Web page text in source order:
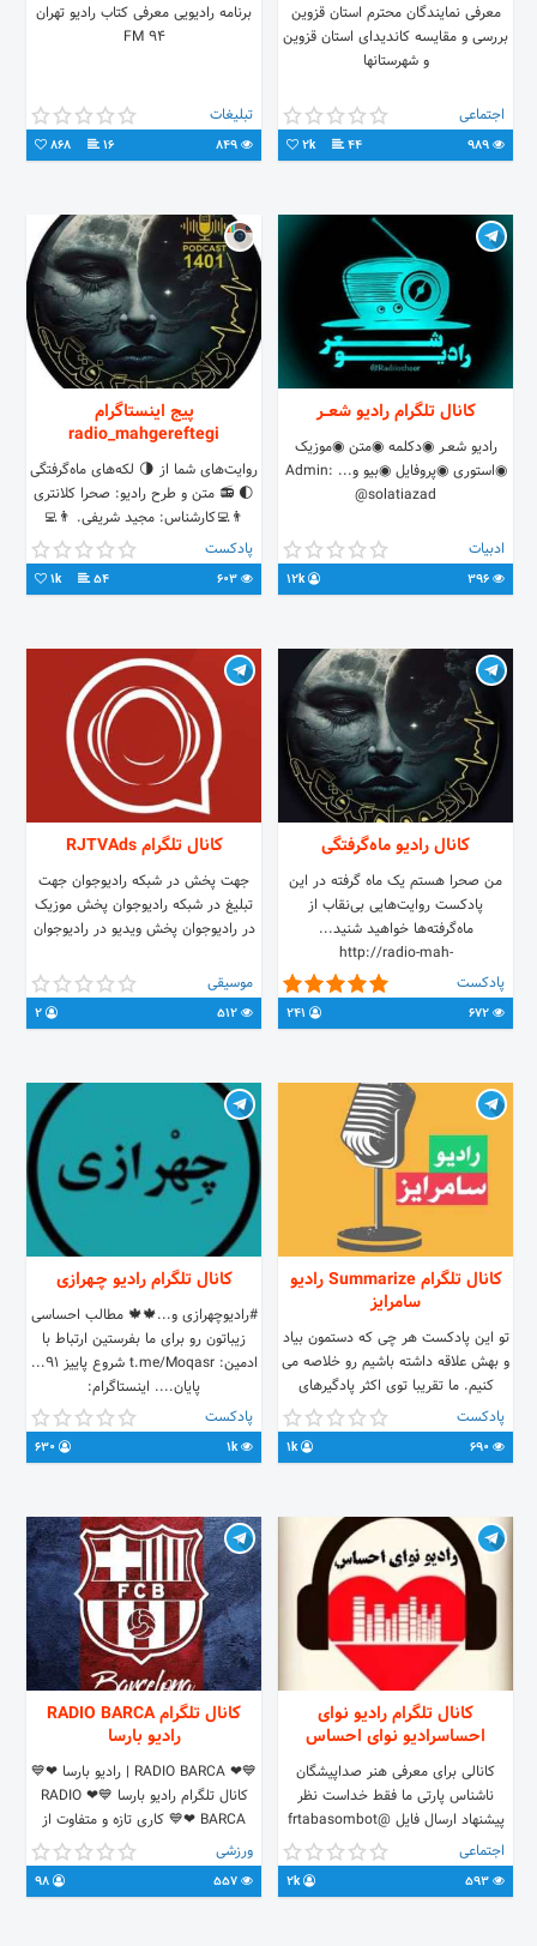
معرفی نمایندگان محترم استان قزوین
بررسی و مقایسه کاندیدای استان قزوین
و شهرستانها
اجتماعی
44
2k
برنامه رادیویی معرفی کتاب رادیو تهران
FM 94
تبلیغات
16
868
کانال تلگرام رادیو شعــر
رادیو شعــر ◉دکلمه ◉متن ◉موزیک
◉استوری ◉پروفایل ◉بیو و... Admin:
@solatiazad
ادبیات
12k
پیج اینستاگرام
radio_mahgereftegi
روایت‌های شما از 🌗 لکه‌های ماه‌گرفتگی‌
🌓 📻 متن و طرح رادیو: صحرا کلانتری
👨‍💻کارشناس: مجید شریفی. 👨‍💻
ادیتور: عطیه حسینی‌نژادپادکست
54
1k
کانال رادیو ماه‌گرفتگی
من صحرا هستم یک ماه گرفته در این
پادکست روایت‌هایی بی‌نقاب از
ماه‌گرفته‌ها خواهید شنید...
http://radio-mah-
gereftegi.webflow.ioپادکست
کانال تلگرام RJTVAds
جهت پخش در شبکه رادیوجوان جهت
تبلیغ در شبکه رادیوجوان پخش موزیک
در رادیوجوان پخش ویدیو در رادیوجوان
موسیقی
کانال تلگرام Summarize رادیو
سامرایز
تو این پادکست هر چی که دستمون بیاد
و بهش علاقه داشته باشیم رو خلاصه می
کنیم. ما تقریبا توی اکثر پادگیرهای
معروف ایرانی و خارجی هستیم فقط
کافیه مارو سرچ کنید اینستاگرام:
http://Instagram.com/towsrds.excellence
پادکست
1k
کانال تلگرام رادیو چـهرازی
#رادیوچهرازی و...🍁🍁 مطالب احساسی
زیباتون رو برای ما بفرستین ارتباط با
ادمین: t.me/Moqasr شروع پاییز ۹۱...
پایان.... اینستاگرام:
Instagram.com/Radiochehrazi_mag
پادکست
1k
کانال تلگرام رادیو نوای
احساسرادیو نوای احساس
کانالی برای معرفی هنر صداپیشگان
ناشناس پارتی ما فقط خداست نظر
پیشنهاد ارسال فایل @frtabasombot
سفارش تبلیغات @Atmosamاجتماعی
2k
کانال تلگرام RADIO BARCA
رادیو بارسا
💙❤ RADIO BARCA | رادیو بارسا ❤💙
کانال تلگرام رادیو بارسا 💙❤ RADIO
BARCA ❤💙 کاری تازه و متفاوت از
گروه تهیه کننده بویژوس نویز اخبار ،
اطلاعات ، آمار ، حواشی ، گزارش زنده
بازی ، کلیپ ، چالش و اهدای جوایز
ورزشی